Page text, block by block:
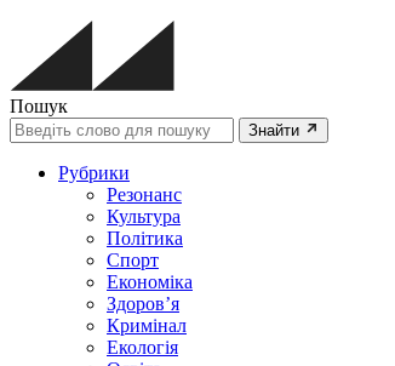
Пошук
Знайти
Рубрики
Резонанс
Культура
Політика
Спорт
Економіка
Здоров’я
Кримінал
Екологія